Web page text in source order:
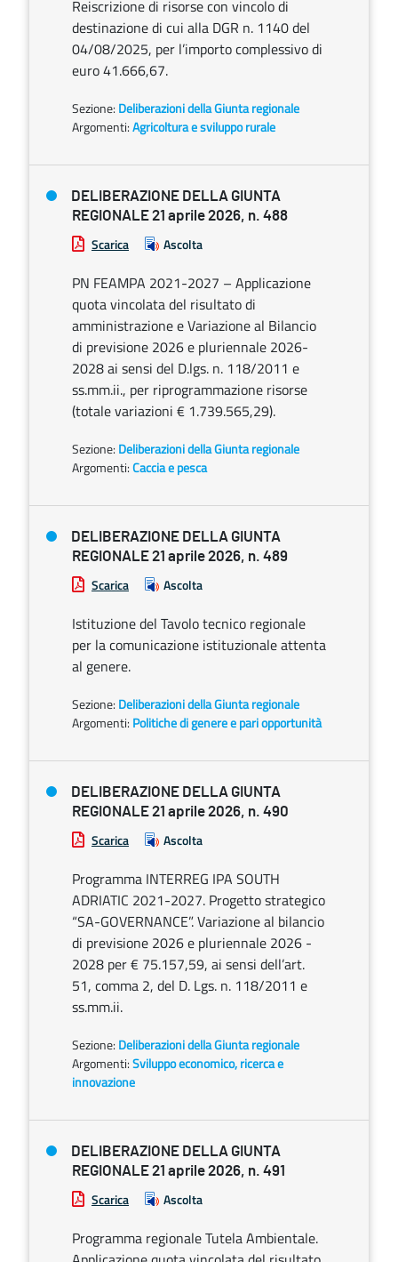
Reiscrizione di risorse con vincolo di
destinazione di cui alla DGR n. 1140 del
04/08/2025, per l’importo complessivo di
euro 41.666,67.
Sezione: Deliberazioni della Giunta regionale
Argomenti:Agricoltura e sviluppo rurale
DELIBERAZIONE DELLA GIUNTA
REGIONALE 21 aprile 2026, n. 488
Scarica Ascolta
PN FEAMPA 2021-2027 – Applicazione
quota vincolata del risultato di
amministrazione e Variazione al Bilancio
di previsione 2026 e pluriennale 2026-
2028 ai sensi del D.lgs. n. 118/2011 e
ss.mm.ii., per riprogrammazione risorse
(totale variazioni € 1.739.565,29).
Sezione: Deliberazioni della Giunta regionale
Argomenti:Caccia e pesca
DELIBERAZIONE DELLA GIUNTA
REGIONALE 21 aprile 2026, n. 489
Scarica Ascolta
Istituzione del Tavolo tecnico regionale
per la comunicazione istituzionale attenta
al genere.
Sezione: Deliberazioni della Giunta regionale
Argomenti: Politiche di genere e pari opportunità
DELIBERAZIONE DELLA GIUNTA
REGIONALE 21 aprile 2026, n. 490
Scarica Ascolta
Programma INTERREG IPA SOUTH
ADRIATIC 2021-2027. Progetto strategico
“SA-GOVERNANCE”. Variazione al bilancio
di previsione 2026 e pluriennale 2026 -
2028 per € 75.157,59, ai sensi dell’art.
51, comma 2, del D. Lgs. n. 118/2011 e
ss.mm.ii.
Sezione: Deliberazioni della Giunta regionale
Argomenti:Sviluppo economico, ricerca e
innovazione
DELIBERAZIONE DELLA GIUNTA
REGIONALE 21 aprile 2026, n. 491
Scarica Ascolta
Programma regionale Tutela Ambientale.